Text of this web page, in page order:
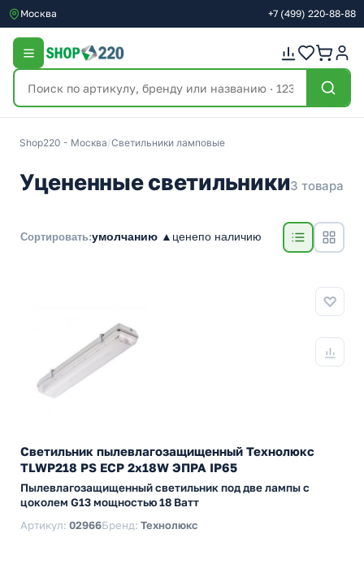
Москва +7 (499) 220-88-88
Shop220 - Москва/Светильники ламповые
Уцененные светильники3 товара
Сортировать:умолчанию ▲ ценепо наличию
Светильник пылевлагозащищенный Технолюкс
TLWP218 PS ECP 2х18W ЭПРА IP65
Пылевлагозащищенный светильник под две лампы с
цоколем G13 мощностью 18 Ватт
Артикул: 02966Бренд: Технолюкс